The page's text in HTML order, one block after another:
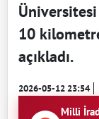
10
açıkladı.
2026-05-12 23:54
Milli